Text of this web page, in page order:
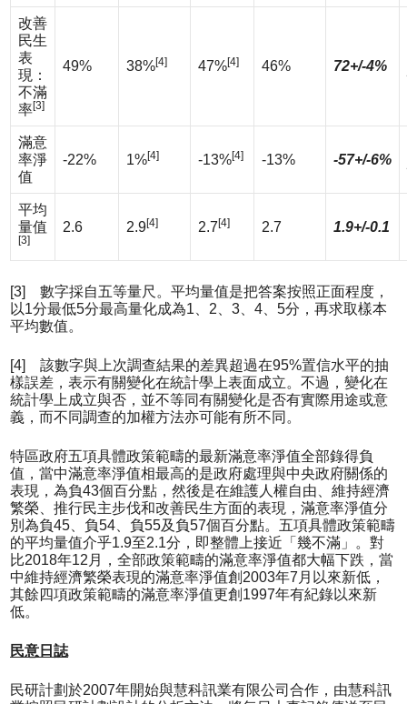
改善
民生
表
現：
不滿
率[3]
49% 38%[4] 47%[4] 46% 72+/-4%
滿意
率淨
值
-22% 1%[4] -13%[4] -13% -57+/-6%
平均
量值
[3]
2.6 2.9[4] 2.7 [4] 2.7 1.9+/-0.1
[3] 數字採自五等量尺。平均量值是把答案按照正面程度，
以1分最低5分最高量化成為1、2、3、4、5分，再求取樣本
平均數值。
[4] 該數字與上次調查結果的差異超過在95%置信水平的抽
樣誤差，表示有關變化在統計學上表面成立。不過，變化在
統計學上成立與否，並不等同有關變化是否有實際用途或意
義，而不同調查的加權方法亦可能有所不同。
特區政府五項具體政策範疇的最新滿意率淨值全部錄得負
值，當中滿意率淨值相最高的是政府處理與中央政府關係的
表現，為負43個百分點，然後是在維護人權自由、維持經濟
繁榮、推行民主步伐和改善民生方面的表現，滿意率淨值分
別為負45、負54、負55及負57個百分點。五項具體政策範疇
的平均量值介乎1.9至2.1分，即整體上接近「幾不滿」。對
比2018年12月，全部政策範疇的滿意率淨值都大幅下跌，當
中維持經濟繁榮表現的滿意率淨值創2003年7月以來新低，
其餘四項政策範疇的滿意率淨值更創1997年有紀錄以來新
低。
民意日誌
民研計劃於2007年開始與慧科訊業有限公司合作，由慧科訊